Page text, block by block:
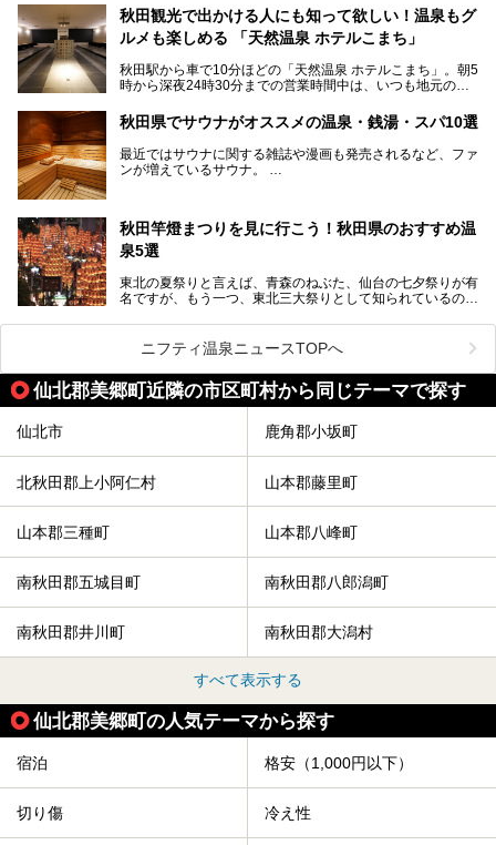
界自然遺産に登録された白神山地のほか、多くの国立公園・
国定公園を擁しています。
「あきたこまち」に代表される米の生産量は国内第3位。米
ハタハタ・しょっつる（魚醤）といった独特の食材も豊富で
す。
げ」など、全国的に有名な催しも多い秋田県。観光旅行にも
役立つ、県内のおすすめスーパー銭湯＆立ち寄り湯情報をご
紹介します。
秋田観光で出かける人にも知って欲しい！温泉もグ
ルメも楽しめる 「天然温泉 ホテルこまち」
秋田駅から車で10分ほどの「天然温泉 ホテルこまち」。朝5
時から深夜24時30分までの営業時間中は、いつも地元の人
岩盤浴入り放題なのに1泊3,500円からと破格の安さ！
観光にも便利な「天然温泉 ホテルこまち」の魅力をたっぷ
りお届けします。
秋田県でサウナがオススメの温泉・銭湯・スパ10選
最近ではサウナに関する雑誌や漫画も発売されるなど、ファ
ンが増えているサウナ。
こだわりを持つ施設も増えています。
今回はそんな今話題のサウナが楽しめる、秋田県内にあるオ
ススメ温泉・銭湯・スパを10件まとめてご紹介します。
秋田竿燈まつりを見に行こう！秋田県のおすすめ温
泉5選
東北の夏祭りと言えば、青森のねぶた、仙台の七夕祭りが有
名ですが、もう一つ、東北三大祭りとして知られているのが
毎年8月3日から6日に行われる「秋田竿燈まつり」は、たく
さんの提灯をぶらさげた大きな竿燈を「ドッコイショ」の掛
け声にあわせて秋田駅周辺を練り歩きます。
竿燈の数は230本、１万個の提灯がまるで天の川のように連
なり、秋田の夜を照らします。
竿燈まつりを見た後は、秋田の温泉で骨休め。秋田美人を生
ニフティ温泉ニュースTOPへ
仙北郡美郷町近隣の市区町村から同じテーマで探す
仙北市 鹿角郡小坂町
北秋田郡上小阿仁村 山本郡藤里町
山本郡三種町 山本郡八峰町
南秋田郡五城目町 南秋田郡八郎潟町
南秋田郡井川町 南秋田郡大潟村
すべて表示する
仙北郡美郷町の人気テーマから探す
宿泊 格安（1,000円以下）
切り傷 冷え性